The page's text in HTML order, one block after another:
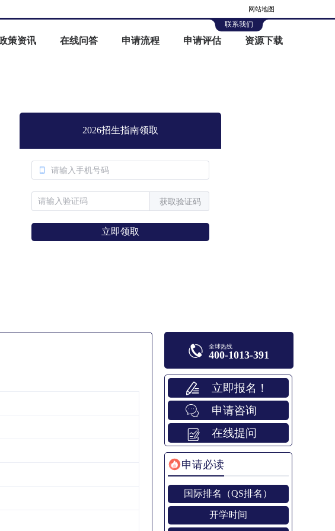
网站地图
策资讯 在线问答 申请流程 申请评估 资源下载
联系我们
2026招生指南领取
获取验证码
立即领取
全球热线
400-1013-391
立即报名！
申请咨询
在线提问
申请必读
国际排名（QS排名）
开学时间